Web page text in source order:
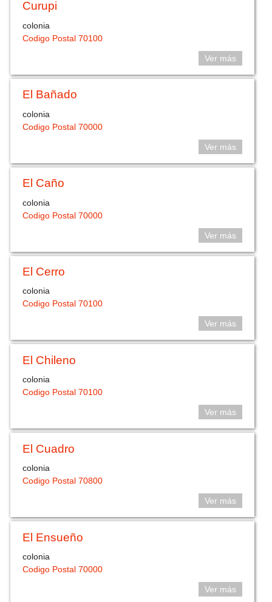
Curupi
colonia
Codigo Postal 70100
Ver más
El Bañado
colonia
Codigo Postal 70000
Ver más
El Caño
colonia
Codigo Postal 70000
Ver más
El Cerro
colonia
Codigo Postal 70100
Ver más
El Chileno
colonia
Codigo Postal 70100
Ver más
El Cuadro
colonia
Codigo Postal 70800
Ver más
El Ensueño
colonia
Codigo Postal 70000
Ver más